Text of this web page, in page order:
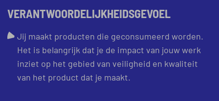
VERANTWOORDELIJKHEIDSGEVOEL
Jij maakt producten die geconsumeerd worden.
Het is belangrijk dat je de impact van jouw werk
inziet op het gebied van veiligheid en kwaliteit
van het product dat je maakt.